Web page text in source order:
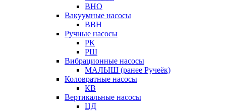
ВНО
Вакуумные насосы
ВВН
Ручные насосы
РК
РШ
Вибрационные насосы
МАЛЫШ (ранее Ручеёк)
Коловратные насосы
КВ
Вертикальные насосы
ЦД